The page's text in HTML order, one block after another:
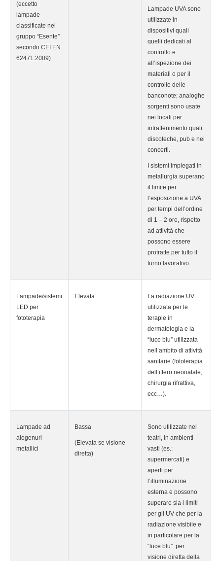
(eccetto
lampade
classificate nel
gruppo “Esente”
secondo CEI EN
62471:2009)
Lampade UVA sono
utilizzate in
dispositivi quali
quelli dedicati al
controllo e
all’ispezione dei
materiali o per il
controllo delle
banconote; analoghe
sorgenti sono usate
nei locali per
intrattenimento quali
discoteche, pub e nei
concerti.
I sistemi impiegati in
metallurgia superano
il limite per
l’esposizione a UVA
per tempi dell’ordine
di 1 – 2 ore, rispetto
ad attività che
possono essere
protratte per tutto il
turno lavorativo.
Lampade/sistemi
LED per
fototerapia
Elevata
La radiazione UV
utilizzata per le
terapie in
dermatologia e la
“luce blu” utilizzata
nell’ambito di attività
sanitarie (fototerapia
dell’ittero neonatale,
chirurgia rifrattiva,
ecc…).
Lampade ad
alogenuri
metallici
Bassa
(Elevata se visione
diretta)
Sono utilizzate nei
teatri, in ambienti
vasti (es.:
supermercati) e
aperti per
l’illuminazione
esterna e possono
superare sia i limiti
per gli UV che per la
radiazione visibile e
in particolare per la
“luce blu” per
visione diretta della